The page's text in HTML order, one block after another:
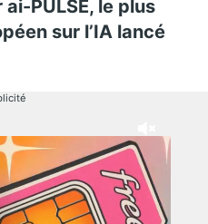
PULSE, le plus
sur l’IA lancé